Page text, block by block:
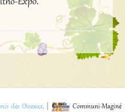
des Oiseaux. |
Communi-Maginé